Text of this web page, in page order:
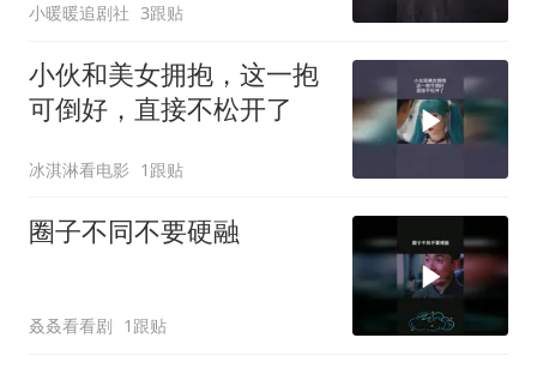
小暖暖追剧社 3跟贴
小伙和美女拥抱，这一抱
可倒好，直接不松开了
冰淇淋看电影 1跟贴
圈子不同不要硬融
叒叒看看剧 1跟贴